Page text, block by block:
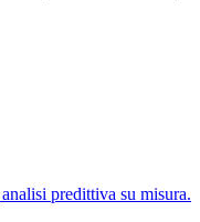
predittiva su misura.